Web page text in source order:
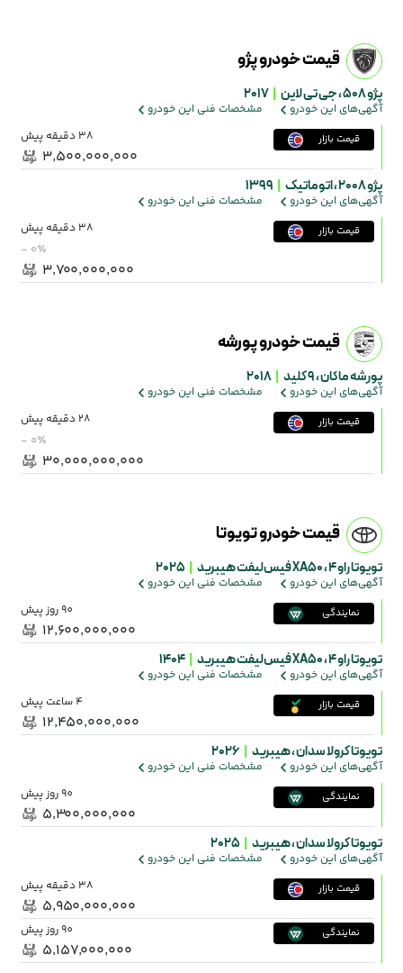
قیمت خودرو پژو
پژو 508 ، جی تی لاین 2017
آگهی‌های این خودرو مشخصات فنی این خودرو
قیمت بازار 38 دقیقه پیش
۳٬۵۰۰٬۰۰۰٬۰۰۰
پژو 2008 ، اتوماتیک 1399
آگهی‌های این خودرو مشخصات فنی این خودرو
قیمت بازار 38 دقیقه پیش
- ۰٪
۳٬۷۰۰٬۰۰۰٬۰۰۰
قیمت خودرو پورشه
پورشه ماکان ،9 کلید 2018
آگهی‌های این خودرو مشخصات فنی این خودرو
قیمت بازار 28 دقیقه پیش
- ۰٪
۳۰٬۰۰۰٬۰۰۰٬۰۰۰
قیمت خودرو تویوتا
تویوتا راو 4 ، XA50 فیس‌لیفت هیبرید 2025
آگهی‌های این خودرو مشخصات فنی این خودرو
نمایندگی 90 روز پیش
۱۲٬۶۰۰٬۰۰۰٬۰۰۰
تویوتا راو 4 ، XA50 فیس‌لیفت هیبرید 1404
آگهی‌های این خودرو مشخصات فنی این خودرو
قیمت بازار 4 ساعت پیش
۱۲٬۴۵۰٬۰۰۰٬۰۰۰
تویوتا کرولا سدان ،هیبرید 2026
آگهی‌های این خودرو مشخصات فنی این خودرو
نمایندگی 90 روز پیش
۵٬۳۰۰٬۰۰۰٬۰۰۰
تویوتا کرولا سدان ،هیبرید 2025
آگهی‌های این خودرو مشخصات فنی این خودرو
قیمت بازار 38 دقیقه پیش
۵٬۹۵۰٬۰۰۰٬۰۰۰
نمایندگی 90 روز پیش
۵٬۱۵۷٬۰۰۰٬۰۰۰